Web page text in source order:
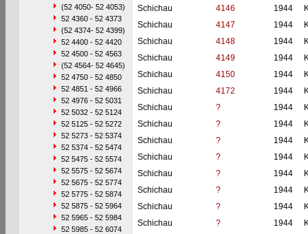
(52 4050- 52 4053)
52 4360 - 52 4373
(52 4374- 52 4399)
52 4400 - 52 4420
52 4500 - 52 4563
(52 4564- 52 4645)
52 4750 - 52 4850
52 4851 - 52 4966
52 4976 - 52 5031
52 5032 - 52 5124
52 5125 - 52 5272
52 5273 - 52 5374
52 5374 - 52 5474
52 5475 - 52 5574
52 5575 - 52 5674
52 5675 - 52 5774
52 5775 - 52 5874
52 5875 - 52 5964
52 5965 - 52 5984
52 5985 - 52 6074
Schichau
4146 1944
Schichau
4147 1944
Schichau
4148 1944
Schichau
4149 1944
Schichau
4150 1944
Schichau
4172 1944
Schichau
? 1944
Schichau
? 1944
Schichau
? 1944
Schichau
? 1944
Schichau
? 1944
Schichau
? 1944
Schichau
? 1944
Schichau
? 1944